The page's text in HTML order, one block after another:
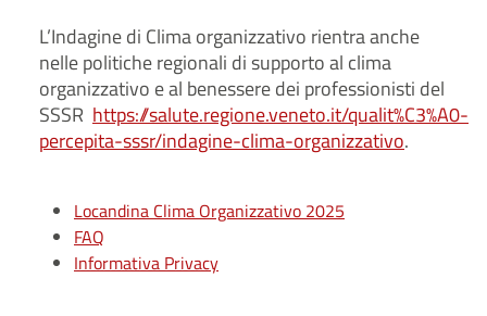
L’Indagine di Clima organizzativo rientra anche
nelle politiche regionali di supporto al clima
organizzativo e al benessere dei professionisti del
SSSR https://salute.regione.veneto.it/qualit%C3%A0-
percepita-sssr/indagine-clima-organizzativo.
Locandina Clima Organizzativo 2025
FAQ
Informativa Privacy